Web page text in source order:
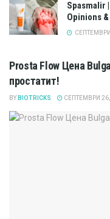
Spasmalir
Opinions
СЕПТЕМВРИ
Prosta Flow Цена
простатит!
BY BIOTRICKS СЕПТЕМВРИ 26,